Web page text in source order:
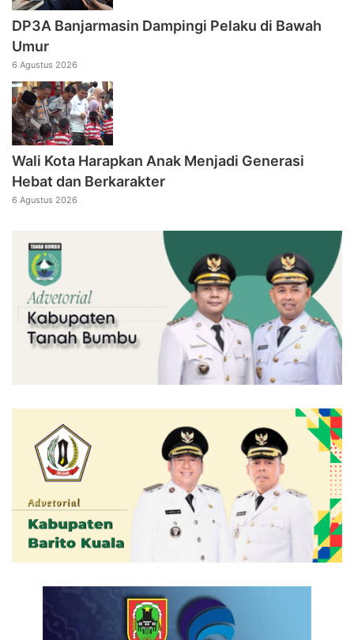
DP3A Banjarmasin Dampingi Pelaku di Bawah
Umur
6 Agustus 2026
Wali Kota Harapkan Anak Menjadi Generasi
Hebat dan Berkarakter
6 Agustus 2026